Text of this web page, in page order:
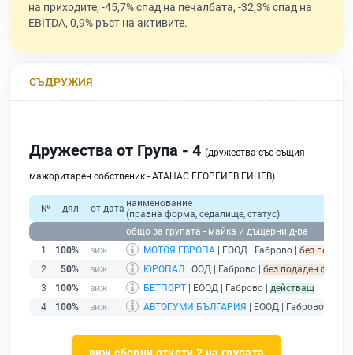
на приходите, -45,7% спад на печалбата, -32,3% спад на
EBITDA, 0,9% ръст на активите.
СЪДРУЖИЯ
Дружества от Група - 4 (дружества със същия
мажоритарен собственик - АТАНАС ГЕОРГИЕВ ГИНЕВ)
№ дял от дата наименование
(правна форма, седалище, статус)
общо за групата - майка и дъщерни д-ва
1
100% МОТОЯ ЕВРОПА | ЕООД | Габрово | без
2
50% ЮРОПАЛ | ООД | Габрово | без подаден
3
100% БЕТПОРТ | ЕООД | Габрово | действащ
4
100% АВТОГУМИ БЪЛГАРИЯ | ЕООД | Габрово |